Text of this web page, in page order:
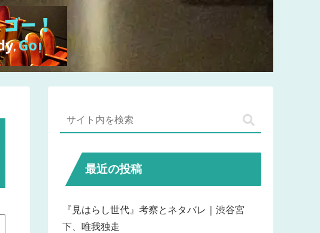
最近の投稿
『見はらし世代』考察とネタバレ｜渋谷宮
下、唯我独走